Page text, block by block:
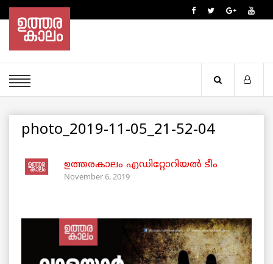
photo_2019-11-05_21-52-04
ഉത്തരകാലം എഡിറ്റോറിയല്‍ ടീം
November 6, 2019